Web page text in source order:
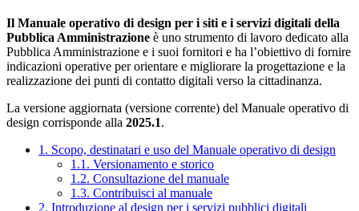
Il Manuale operativo di design per i siti e i servizi digitali della
Pubblica Amministrazione è uno strumento di lavoro dedicato alla
Pubblica Amministrazione e i suoi fornitori e ha l’obiettivo di fornire
indicazioni operative per orientare e migliorare la progettazione e la
realizzazione dei punti di contatto digitali verso la cittadinanza.
La versione aggiornata (versione corrente) del Manuale operativo di
design corrisponde alla 2025.1.
1. Scopo, destinatari e uso del Manuale operativo di design
1.1. Versionamento e storico
1.2. Consultazione del manuale
1.3. Contribuisci al manuale
2. Introduzione al design per i servizi pubblici digitali